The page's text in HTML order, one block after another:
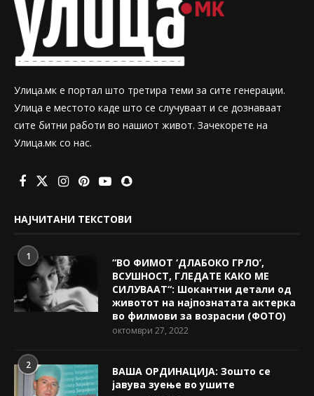
Улица.мк е портал што третира теми за сите генерации.
Улица е местото каде што се случуваат и се дознаваат
сите битни работи во нашиот живот. Зачекорете на
Улица.мк со нас.
НАЈЧИТАНИ ТЕКСТОВИ
1
“ВО ФИМОТ ‘ДЛАБОКО ГРЛО’,
ВСУШНОСТ, ГЛЕДАТЕ КАКО МЕ
СИЛУВААТ“: Шокантни детали од
животот на најпознатата актерка
во филмови за возрасни (ФОТО)
октомври 27, 2022
2
ВАША ОРДИНАЦИЈА: Зошто се
јавува зуење во ушите